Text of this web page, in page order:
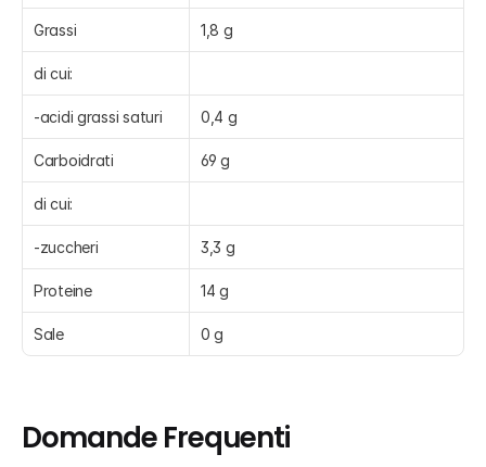
Grassi 1,8 g
di cui:
-acidi grassi saturi 0,4 g
Carboidrati 69 g
di cui:
-zuccheri 3,3 g
Proteine 14 g
Sale 0 g
Domande Frequenti